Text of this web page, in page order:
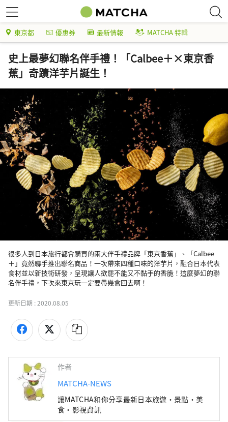
東京都 優惠券 最新情報 MATCHA 特輯
史上最夢幻聯名伴手禮！「Calbee＋×東京香
蕉」奇蹟洋芋片誕生！
很多人到日本旅行都會購買的兩大伴手禮品牌「東京香蕉」、「Calbee
＋」竟然聯手推出聯名商品！一次帶來四種口味的洋芋片，融合日本代表
食材並以新技術研發，呈現讓人欲罷不能又不黏手的香脆！這麼夢幻的聯
名伴手禮，下次來東京玩一定要帶幾盒回去啊！
更新日期 :2020.08.05
作者
MATCHA-NEWS
讓MATCHA和你分享最新日本旅遊・景點・美
食・影視資訊